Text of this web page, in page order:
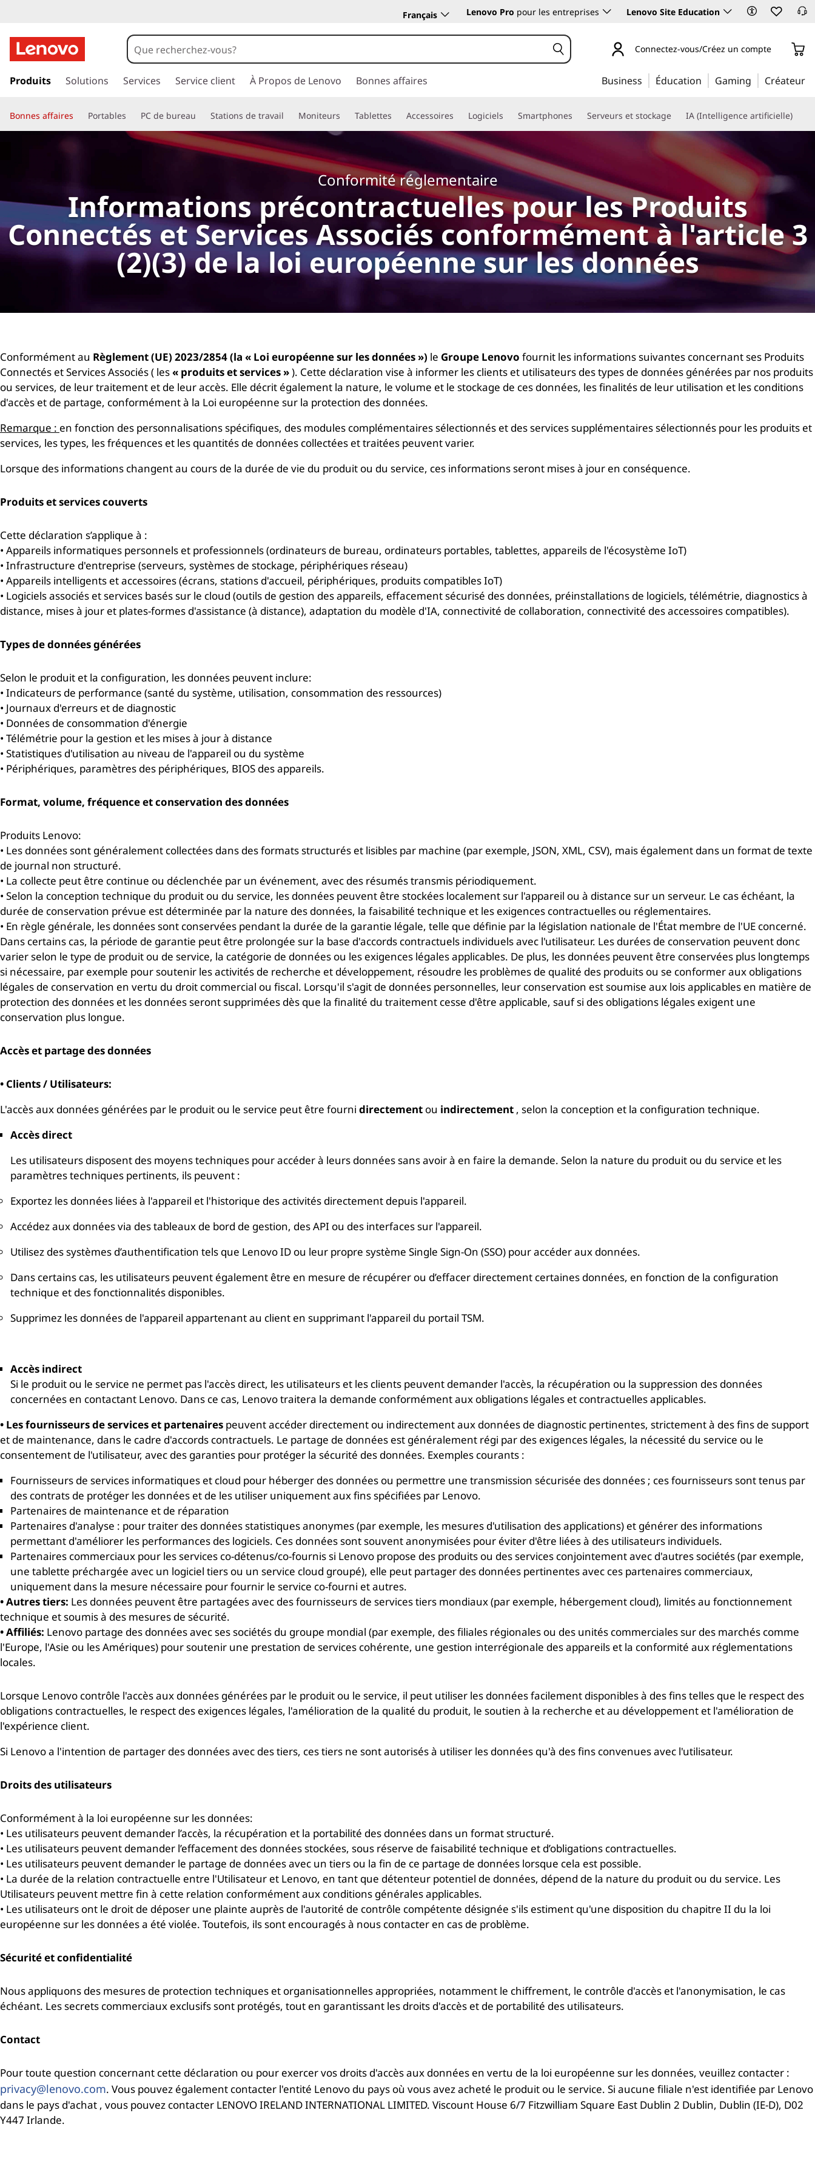
Français Lenovo Pro pour les entreprises Lenovo Site Education
a
e
r
n
e
n
u
a
l
Connectez-vous/Créez un compte
Produits Solutions Services Service client À Propos de Lenovo Bonnes affaires Business Éducation Gaming Créateur
Bonnes affaires Portables PC de bureau Stations de travail Moniteurs Tablettes Accessoires Logiciels Smartphones Serveurs et stockage IA (Intelligence artificielle)
Conformité réglementaire
Informations précontractuelles pour les Produits
Connectés et Services Associés conformément à l'article 3
(2)(3) de la loi européenne sur les données
Conformément au Règlement (UE) 2023/2854 (la « Loi européenne sur les données ») le Groupe Lenovo fournit les informations suivantes concernant ses Produits
Connectés et Services Associés ( les« produits et services »). Cette déclaration vise à informer les clients et utilisateurs des types de données générées par nos produits
ou services, de leur traitement et de leur accès. Elle décrit également la nature, le volume et le stockage de ces données, les finalités de leur utilisation et les conditions
d'accès et de partage, conformément à la Loi européenne sur la protection des données.
Remarque : en fonction des personnalisations spécifiques, des modules complémentaires sélectionnés et des services supplémentaires sélectionnés pour les produits et
services, les types, les fréquences et les quantités de données collectées et traitées peuvent varier.
Lorsque des informations changent au cours de la durée de vie du produit ou du service, ces informations seront mises à jour en conséquence.
Produits et services couverts
Cette déclaration s’applique à :
• Appareils informatiques personnels et professionnels (ordinateurs de bureau, ordinateurs portables, tablettes, appareils de l'écosystème IoT)
• Infrastructure d'entreprise (serveurs, systèmes de stockage, périphériques réseau)
• Appareils intelligents et accessoires (écrans, stations d'accueil, périphériques, produits compatibles IoT)
• Logiciels associés et services basés sur le cloud (outils de gestion des appareils, effacement sécurisé des données, préinstallations de logiciels, télémétrie, diagnostics à
distance, mises à jour et plates-formes d'assistance (à distance), adaptation du modèle d'IA, connectivité de collaboration, connectivité des accessoires compatibles).
Types de données générées
Selon le produit et la configuration, les données peuvent inclure:
• Indicateurs de performance (santé du système, utilisation, consommation des ressources)
• Journaux d'erreurs et de diagnostic
• Données de consommation d'énergie
• Télémétrie pour la gestion et les mises à jour à distance
• Statistiques d'utilisation au niveau de l'appareil ou du système
• Périphériques, paramètres des périphériques, BIOS des appareils.
Format, volume, fréquence et conservation des données
Produits Lenovo:
• Les données sont généralement collectées dans des formats structurés et lisibles par machine (par exemple, JSON, XML, CSV), mais également dans un format de texte
de journal non structuré.
• La collecte peut être continue ou déclenchée par un événement, avec des résumés transmis périodiquement.
• Selon la conception technique du produit ou du service, les données peuvent être stockées localement sur l'appareil ou à distance sur un serveur. Le cas échéant, la
durée de conservation prévue est déterminée par la nature des données, la faisabilité technique et les exigences contractuelles ou réglementaires.
• En règle générale, les données sont conservées pendant la durée de la garantie légale, telle que définie par la législation nationale de l'État membre de l'UE concerné.
Dans certains cas, la période de garantie peut être prolongée sur la base d'accords contractuels individuels avec l'utilisateur. Les durées de conservation peuvent donc
varier selon le type de produit ou de service, la catégorie de données ou les exigences légales applicables. De plus, les données peuvent être conservées plus longtemps
si nécessaire, par exemple pour soutenir les activités de recherche et développement, résoudre les problèmes de qualité des produits ou se conformer aux obligations
légales de conservation en vertu du droit commercial ou fiscal. Lorsqu'il s'agit de données personnelles, leur conservation est soumise aux lois applicables en matière de
protection des données et les données seront supprimées dès que la finalité du traitement cesse d'être applicable, sauf si des obligations légales exigent une
conservation plus longue.
Accès et partage des données
• Clients / Utilisateurs:
L'accès aux données générées par le produit ou le service peut être fourni directement ou indirectement , selon la conception et la configuration technique.
Accès direct
Les utilisateurs disposent des moyens techniques pour accéder à leurs données sans avoir à en faire la demande. Selon la nature du produit ou du service et les
paramètres techniques pertinents, ils peuvent :
Exportez les données liées à l'appareil et l'historique des activités directement depuis l'appareil.
Accédez aux données via des tableaux de bord de gestion, des API ou des interfaces sur l'appareil.
Utilisez des systèmes d’authentification tels que Lenovo ID ou leur propre système Single Sign-On (SSO) pour accéder aux données.
Dans certains cas, les utilisateurs peuvent également être en mesure de récupérer ou d’effacer directement certaines données, en fonction de la configuration
technique et des fonctionnalités disponibles.
Supprimez les données de l'appareil appartenant au client en supprimant l'appareil du portail TSM.
Accès indirect
Si le produit ou le service ne permet pas l'accès direct, les utilisateurs et les clients peuvent demander l'accès, la récupération ou la suppression des données
concernées en contactant Lenovo. Dans ce cas, Lenovo traitera la demande conformément aux obligations légales et contractuelles applicables.
• Les fournisseurs de services et partenaires peuvent accéder directement ou indirectement aux données de diagnostic pertinentes, strictement à des fins de support
et de maintenance, dans le cadre d'accords contractuels. Le partage de données est généralement régi par des exigences légales, la nécessité du service ou le
consentement de l'utilisateur, avec des garanties pour protéger la sécurité des données. Exemples courants :
Fournisseurs de services informatiques et cloud pour héberger des données ou permettre une transmission sécurisée des données ; ces fournisseurs sont tenus par
des contrats de protéger les données et de les utiliser uniquement aux fins spécifiées par Lenovo.
Partenaires de maintenance et de réparation
Partenaires d'analyse : pour traiter des données statistiques anonymes (par exemple, les mesures d'utilisation des applications) et générer des informations
permettant d'améliorer les performances des logiciels. Ces données sont souvent anonymisées pour éviter d'être liées à des utilisateurs individuels.
Partenaires commerciaux pour les services co-détenus/co-fournis si Lenovo propose des produits ou des services conjointement avec d'autres sociétés (par exemple,
une tablette préchargée avec un logiciel tiers ou un service cloud groupé), elle peut partager des données pertinentes avec ces partenaires commerciaux,
uniquement dans la mesure nécessaire pour fournir le service co-fourni et autres.
• Autres tiers: Les données peuvent être partagées avec des fournisseurs de services tiers mondiaux (par exemple, hébergement cloud), limités au fonctionnement
technique et soumis à des mesures de sécurité.
• Affiliés: Lenovo partage des données avec ses sociétés du groupe mondial (par exemple, des filiales régionales ou des unités commerciales sur des marchés comme
l'Europe, l'Asie ou les Amériques) pour soutenir une prestation de services cohérente, une gestion interrégionale des appareils et la conformité aux réglementations
locales.
Lorsque Lenovo contrôle l'accès aux données générées par le produit ou le service, il peut utiliser les données facilement disponibles à des fins telles que le respect des
obligations contractuelles, le respect des exigences légales, l'amélioration de la qualité du produit, le soutien à la recherche et au développement et l'amélioration de
l'expérience client.
Si Lenovo a l'intention de partager des données avec des tiers, ces tiers ne sont autorisés à utiliser les données qu'à des fins convenues avec l'utilisateur.
Droits des utilisateurs
Conformément à la loi européenne sur les données:
• Les utilisateurs peuvent demander l’accès, la récupération et la portabilité des données dans un format structuré.
• Les utilisateurs peuvent demander l’effacement des données stockées, sous réserve de faisabilité technique et d’obligations contractuelles.
• Les utilisateurs peuvent demander le partage de données avec un tiers ou la fin de ce partage de données lorsque cela est possible.
• La durée de la relation contractuelle entre l'Utilisateur et Lenovo, en tant que détenteur potentiel de données, dépend de la nature du produit ou du service. Les
Utilisateurs peuvent mettre fin à cette relation conformément aux conditions générales applicables.
• Les utilisateurs ont le droit de déposer une plainte auprès de l'autorité de contrôle compétente désignée s'ils estiment qu'une disposition du chapitre II du la loi
européenne sur les données a été violée. Toutefois, ils sont encouragés à nous contacter en cas de problème.
Sécurité et confidentialité
Nous appliquons des mesures de protection techniques et organisationnelles appropriées, notamment le chiffrement, le contrôle d'accès et l'anonymisation, le cas
échéant. Les secrets commerciaux exclusifs sont protégés, tout en garantissant les droits d'accès et de portabilité des utilisateurs.
Contact
Pour toute question concernant cette déclaration ou pour exercer vos droits d'accès aux données en vertu de la loi européenne sur les données, veuillez contacter :
privacy@lenovo.com. Vous pouvez également contacter l'entité Lenovo du pays où vous avez acheté le produit ou le service. Si aucune filiale n'est identifiée par Lenovo
dans le pays d'achat , vous pouvez contacter LENOVO IRELAND INTERNATIONAL LIMITED. Viscount House 6/7 Fitzwilliam Square East Dublin 2 Dublin, Dublin (IE-D), D02
Y447 Irlande.